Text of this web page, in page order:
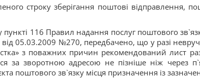
строку зберігання поштові відправлення,
116 Правил надання послуг поштового
від 05.03.2009 №270, передбачено, що у разі
з поважних причин рекомендований лист
за зворотною адресою не пізніше ніж через
поштового зв`язку місця призначення із